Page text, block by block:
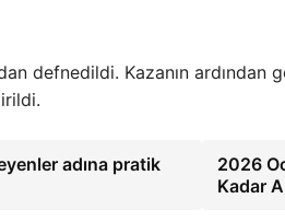
defnedildi. Kazanın ardından
adına pratik
2026
Kadar